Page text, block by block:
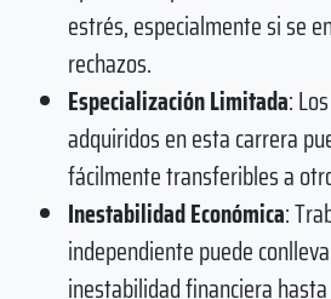
estrés, especialmente si se
rechazos.
Especialización Limitada:
adquiridos en esta carrera
fácilmente transferibles a
Inestabilidad Económica:
independiente puede
inestabilidad financiera